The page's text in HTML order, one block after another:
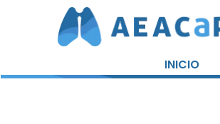
contenido
INICIO